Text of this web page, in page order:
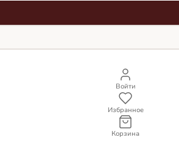
Войти
Избранное
Корзина